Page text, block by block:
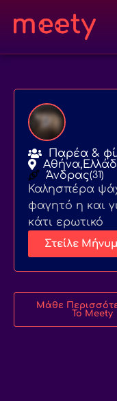
Παρέα &
Αθήνα,
Άνδρας(31)
Καλησπέρα
φαγητό η και
κάτι ερωτικό
Στείλε
Μάθε
Το Meety